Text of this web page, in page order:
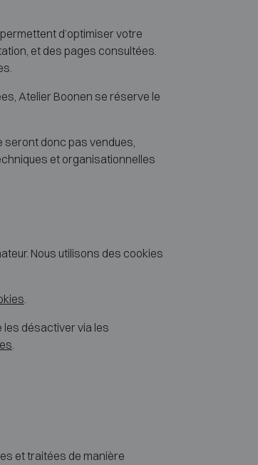
d’optimiser votre
et des pages consultées.
Atelier Boonen se réserve le
donc pas vendues,
et organisationnelles
Nous utilisons des cookies
.
les désactiver via les
.
et traitées de manière